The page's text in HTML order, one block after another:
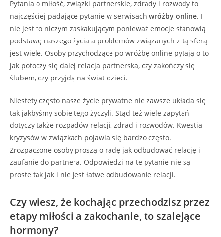
Pytania o miłość, związki partnerskie, zdrady i rozwody to
najczęściej padające pytanie w serwisach wróżby online. I
nie jest to niczym zaskakującym ponieważ emocje stanowią
podstawę naszego życia a problemów związanych z tą sferą
jest wiele. Osoby przychodzące po wróżbę online pytają o to
jak potoczy się dalej relacja partnerska, czy zakończy się
ślubem, czy przyjdą na świat dzieci.
Niestety często nasze życie prywatne nie zawsze układa się
tak jakbyśmy sobie tego życzyli. Stąd też wiele zapytań
dotyczy także rozpadów relacji, zdrad i rozwodów. Kwestia
kryzysów w związkach pojawia się bardzo często.
Zrozpaczone osoby proszą o radę jak odbudować relację i
zaufanie do partnera. Odpowiedzi na te pytanie nie są
proste tak jak i nie jest łatwe odbudowanie relacji.
Czy wiesz, że kochając przechodzisz przez
etapy miłości a zakochanie, to szalejące
hormony?